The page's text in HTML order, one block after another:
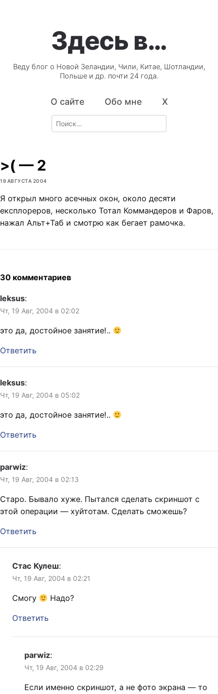
Здесь в…
Веду блог о Новой Зеландии, Чили, Китае, Шотландии,
Польше и др. почти 24 года.
О сайте Обо мне X
Search
for:
>( — 2
19 АВГУСТА 2004
Я открыл много асечных окон, около десяти
експлореров, несколько Тотал Коммандеров и Фаров,
нажал Альт+Таб и смотрю как бегает рамочка.
30 комментариев
leksus:
Чт, 19 Авг, 2004 в 02:02
это да, достойное занятие!..
Ответить
leksus:
Чт, 19 Авг, 2004 в 05:02
это да, достойное занятие!..
Ответить
parwiz:
Чт, 19 Авг, 2004 в 02:13
Старо. Бывало хуже. Пытался сделать скриншот с
этой операции — хуйтотам. Сделать сможешь?
Ответить
Стас Кулеш:
Чт, 19 Авг, 2004 в 02:21
Смогу Надо?
Ответить
parwiz:
Чт, 19 Авг, 2004 в 02:29
Если именно скриншот, а не фото экрана — то